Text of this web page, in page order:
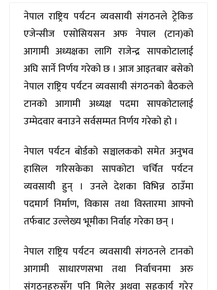
नेपाल राष्ट्रिय पर्यटन व्यवसायी संगठनले ट्रेकिङ
एजेन्सीज एसोसियसन अफ नेपाल (टान)को
आगामी अध्यक्षका लागि राजेन्द्र सापकोटालाई
अघि सार्ने निर्णय गरेको छ । आज आइतबार बसेको
नेपाल राष्ट्रिय पर्यटन व्यवसायी संगठनको बैठकले
टानको आगामी अध्यक्ष पदमा सापकोटालाई
उम्मेदवार बनाउने सर्वसम्मत निर्णय गरेको हो ।
नेपाल पर्यटन बोर्डको सञ्चालकको समेत अनुभव
हासिल गरिसकेका सापकोटा चर्चित पर्यटन
व्यवसायी हुन् । उनले देशका विभिन्न ठाउँमा
पदमार्ग निर्माण, विकास तथा विस्तारमा आफ्नो
तर्फबाट उल्लेख्य भूमीका निर्वाह गरेका छन् ।
नेपाल राष्ट्रिय पर्यटन व्यवसायी संगठनले टानको
आगामी साधारणसभा तथा निर्वाचनमा अरु
संगठनहरुसँग पनि मिलेर अथवा सहकार्य गरेर